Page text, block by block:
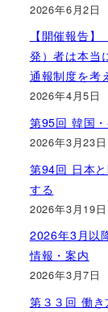
2026年6月2日
【開催報告
発）者は本当
通報制度を考
2026年4月5日
第95回 韓国
2026年3月23日
第94回 日本
する
2026年3月19日
2026年3月以
情報・案内
2026年3月7日
第３３回 働